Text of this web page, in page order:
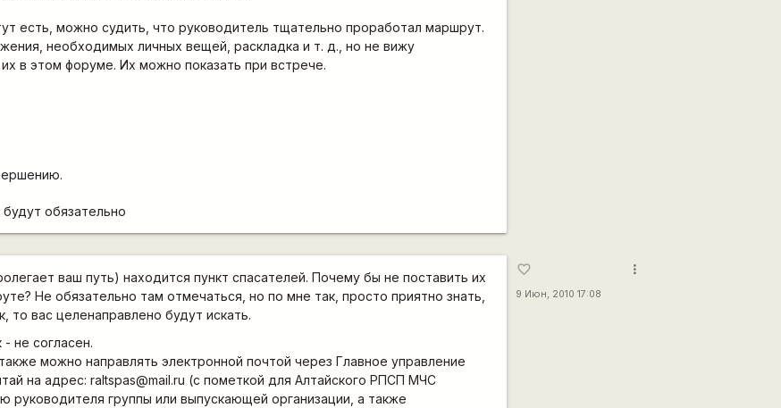
есть, можно судить, что руководитель тщательно проработал маршрут.
необходимых личных вещей, раскладка и т. д., но не вижу
в этом форуме. Их можно показать при встрече.
обязательно
ваш путь) находится пункт спасателей. Почему бы не поставить их
Не обязательно там отмечаться, но по мне так, просто приятно знать,
то вас целенаправлено будут искать.
не согласен.
можно направлять электронной почтой через Главное управление
на адрес: raltspas@mail.ru (с пометкой для Алтайского РПСП МЧС
руководителя группы или выпускающей организации, а также
favorite_border
9 Июн, 2010 17:08
more_vert